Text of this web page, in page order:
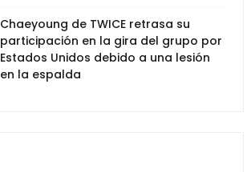
Chaeyoung de TWICE retrasa su
participación en la gira del grupo por
Estados Unidos debido a una lesión
en la espalda